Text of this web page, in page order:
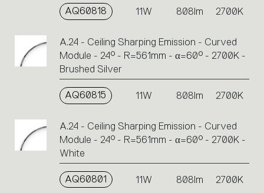
AQ60818 11W 808lm 2700K
A.24 - Ceiling Sharping Emission - Curved
Module - 24° - R=561mm - α=60° - 2700K -
Brushed Silver
AQ60815 11W 808lm 2700K
A.24 - Ceiling Sharping Emission - Curved
Module - 24° - R=561mm - α=60° - 2700K -
White
AQ60801 11W 808lm 2700K